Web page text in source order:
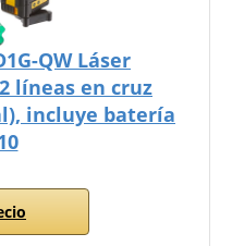
QW Láser
líneas en cruz
incluye batería